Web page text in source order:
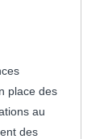
place des
au
des